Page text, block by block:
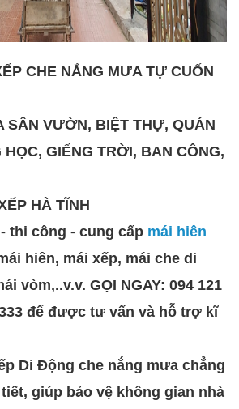
CHE NẮNG MƯA TỰ CUỐN
SÂN VƯỜN, BIỆT THỰ, QUÁN
GIẾNG TRỜI, BAN CÔNG,
HÀ TĨNH
thi công - cung cấp mái hiên
hiên, mái xếp, mái che di
vòm,..v.v. GỌI NGAY: 094 121
333 để được tư vấn và hỗ trợ kĩ
Di Động che nắng mưa chẳng
giúp bảo vệ không gian nhà